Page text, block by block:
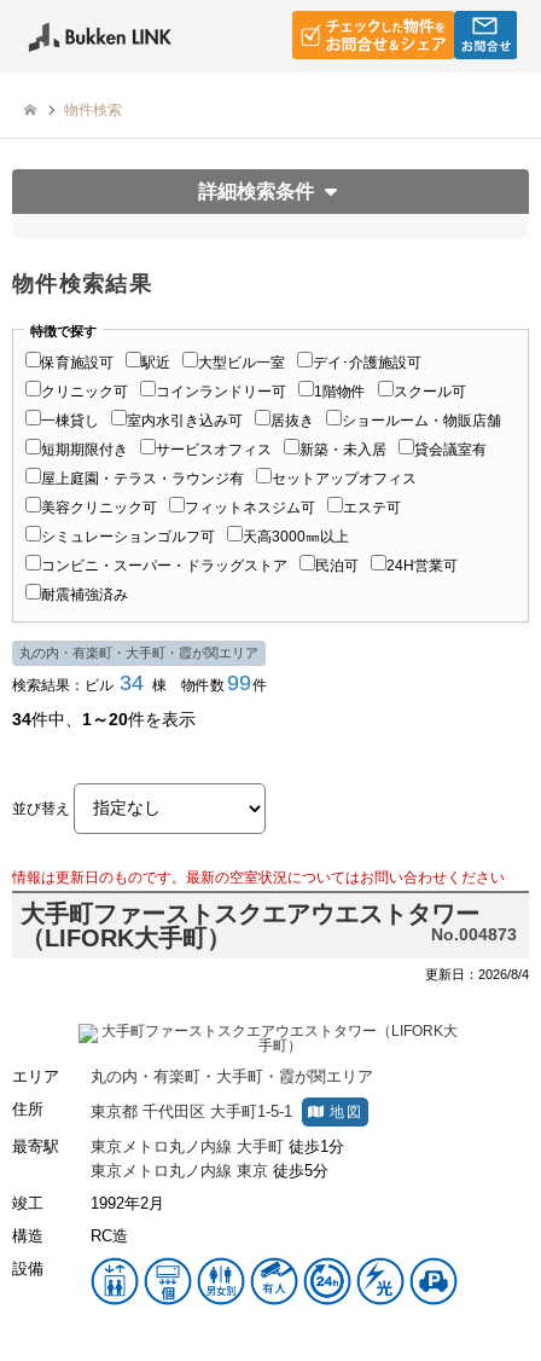
物件検索
詳細検索条件
物件検索結果
特徴で探す
保育施設可 駅近 大型ビル一室
デイ･介護施設可
クリニック可
コインランドリー可 1階物件
スクール可
一棟貸し
室内水引き込み可 居抜き
ショールーム・物販店舗
短期期限付き
サービスオフィス 新築・未入居
貸会議室有
屋上庭園・テラス・ラウンジ有
セットアップオフィス
美容クリニック可
フィットネスジム可
エステ可
シミュレーションゴルフ可
天高3000㎜以上
コンビニ・スーパー・ドラッグストア
民泊可
24H営業可
耐震補強済み
丸の内・有楽町・大手町・霞が関エリア
検索結果：ビル 34 棟 物件数99件
34件中、 1～20件を表示
並び替え
情報は更新日のものです。最新の空室状況についてはお問い合わせください
大手町ファーストスクエアウエストタワー
（LIFORK大手町）
No.004873
更新日：2026/8/4
エリア
丸の内・有楽町・大手町・霞が関エリア
住所
東京都 千代田区 大手町1-5-1 地図
最寄駅 東京メトロ丸ノ内線 大手町 徒歩1分
東京メトロ丸ノ内線 東京 徒歩5分
竣工
1992年2月
構造
RC造
設備